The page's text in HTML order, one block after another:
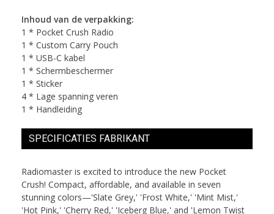
Inhoud van de verpakking:
1 * Pocket Crush Radio
1 * Custom Carry Pouch
1 * USB-C kabel
1 * Schermbeschermer
1 * Sticker
4 * Lage spanning veren
1 * Handleiding
SPECIFICATIES FABRIKANT
Radiomaster is excited to introduce the new Pocket
Crush! Compact, affordable, and available in seven
stunning colors—'Slate Grey,' 'Frost White,' 'Mint Mist,'
'Hot Pink,' 'Cherry Red,' 'Iceberg Blue,' and 'Lemon Twist